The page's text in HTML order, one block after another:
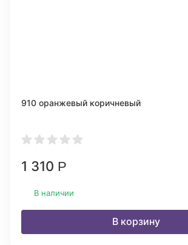
910 оранжевый коричневый
1 310 Р
В наличии
В корзину